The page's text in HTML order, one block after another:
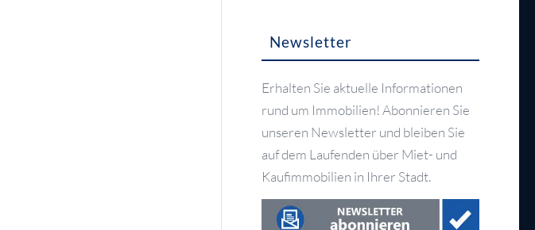
Newsletter
Erhalten Sie aktuelle Informationen
rund um Immobilien! Abonnieren Sie
unseren Newsletter und bleiben Sie
auf dem Laufenden über Miet- und
Kaufimmobilien in Ihrer Stadt.